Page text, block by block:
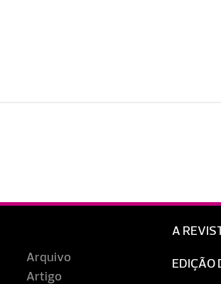
Arquivo
Artigo
A
EDIÇÃO